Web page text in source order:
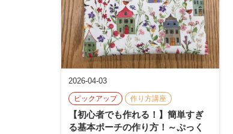
2026-04-03
ピックアップ 作り方講座
【初心者でも作れる！】簡単すぎ
る基本ポーチの作り方！～ぷっく